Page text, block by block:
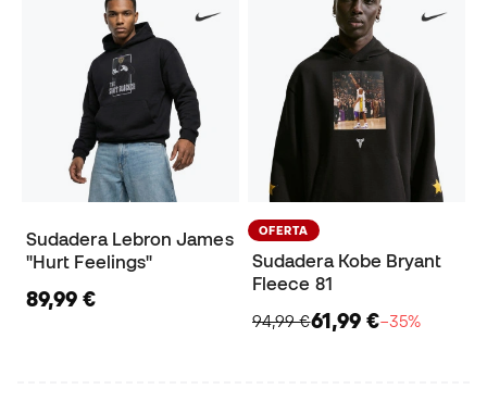
Sudadera Lebron James
"Hurt Feelings"
89,99 €
OFERTA
Sudadera Kobe Bryant
Fleece 81
94,99 €61,99 €−35%